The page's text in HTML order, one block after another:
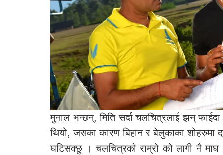
मुनाल भन्छन्, मिति सर्दा चलचित्रलाई झन्
थियो, जसका कारण बिहान र बेलुकाका शोहरुमा
घटिसक्छु । चलचित्रको राम्रो को लागी नै